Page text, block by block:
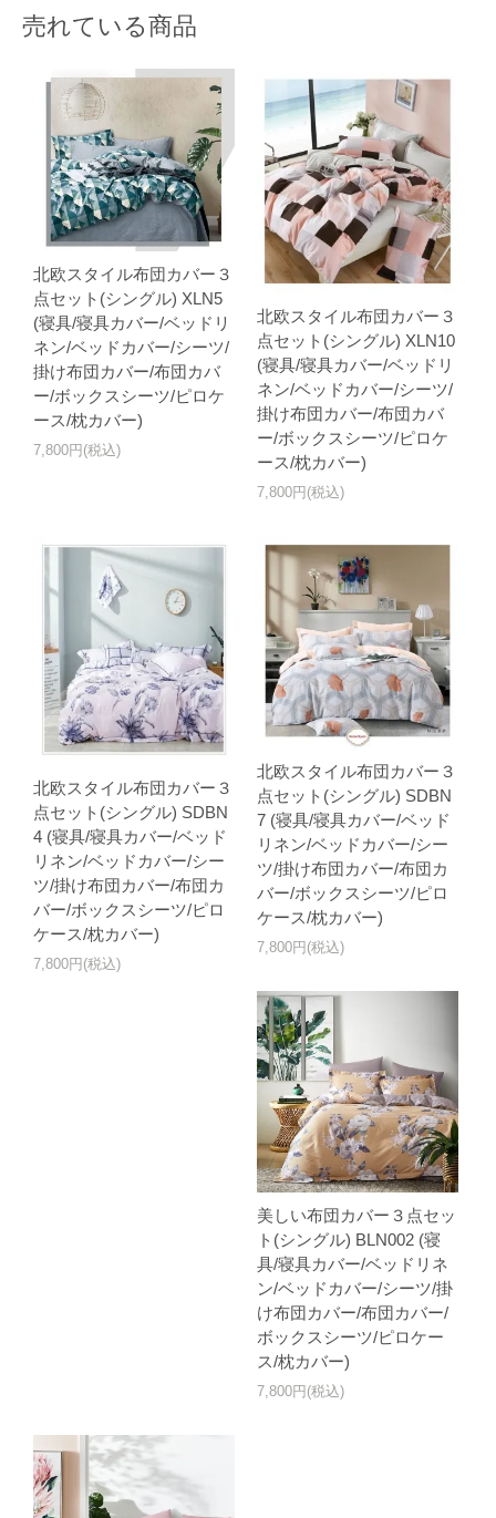
売れている商品
北欧スタイル布団カバー３
点セット(シングル) XLN5
(寝具/寝具カバー/ベッドリ
ネン/ベッドカバー/シーツ/
掛け布団カバー/布団カバ
ー/ボックスシーツ/ピロケ
ース/枕カバー)
7,800円(税込)
北欧スタイル布団カバー３
点セット(シングル) XLN10
(寝具/寝具カバー/ベッドリ
ネン/ベッドカバー/シーツ/
掛け布団カバー/布団カバ
ー/ボックスシーツ/ピロケ
ース/枕カバー)
7,800円(税込)
北欧スタイル布団カバー３
点セット(シングル) SDBN
4 (寝具/寝具カバー/ベッド
リネン/ベッドカバー/シー
ツ/掛け布団カバー/布団カ
バー/ボックスシーツ/ピロ
ケース/枕カバー)
7,800円(税込)
北欧スタイル布団カバー３
点セット(シングル) SDBN
7 (寝具/寝具カバー/ベッド
リネン/ベッドカバー/シー
ツ/掛け布団カバー/布団カ
バー/ボックスシーツ/ピロ
ケース/枕カバー)
7,800円(税込)
美しい布団カバー３点セッ
ト(シングル) BLN002 (寝
具/寝具カバー/ベッドリネ
ン/ベッドカバー/シーツ/掛
け布団カバー/布団カバー/
ボックスシーツ/ピロケー
ス/枕カバー)
7,800円(税込)